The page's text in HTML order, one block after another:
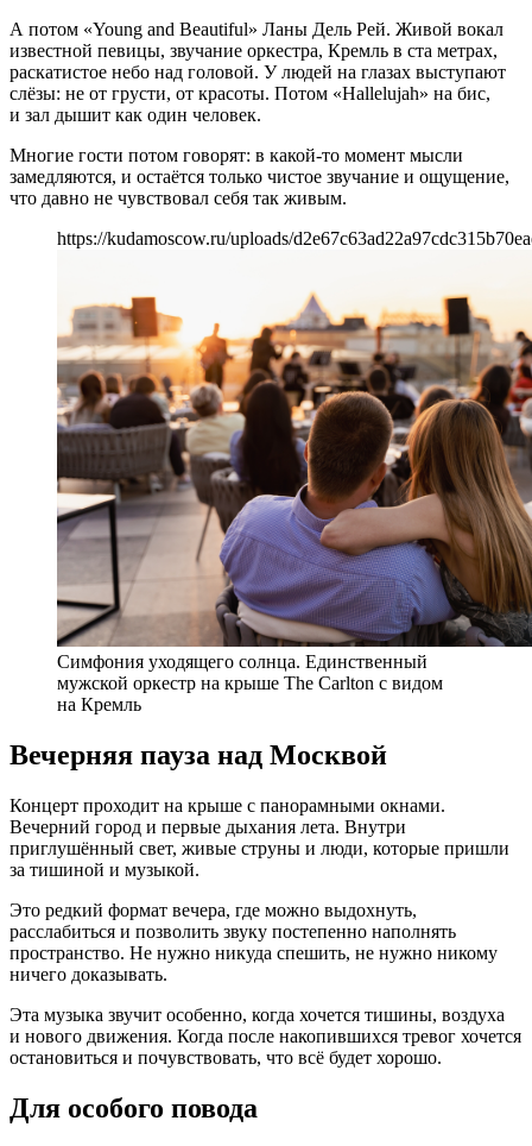
А потом «Young and Beautiful» Ланы Дель Рей. Живой вокал
известной певицы, звучание оркестра, Кремль в ста метрах,
раскатистое небо над головой. У людей на глазах выступают
слёзы: не от грусти, от красоты. Потом «Hallelujah» на бис,
и зал дышит как один человек.
Многие гости потом говорят: в какой-то момент мысли
замедляются, и остаётся только чистое звучание и ощущение,
что давно не чувствовал себя так живым.
https://kudamoscow.ru/uploads/
Симфония уходящего солнца. Единственный
мужской оркестр на крыше The Carlton с видом
на Кремль
Вечерняя пауза над Москвой
Концерт проходит на крыше с панорамными окнами.
Вечерний город и первые дыхания лета. Внутри
приглушённый свет, живые струны и люди, которые пришли
за тишиной и музыкой.
Это редкий формат вечера, где можно выдохнуть,
расслабиться и позволить звуку постепенно наполнять
пространство. Не нужно никуда спешить, не нужно никому
ничего доказывать.
Эта музыка звучит особенно, когда хочется тишины, воздуха
и нового движения. Когда после накопившихся тревог хочется
остановиться и почувствовать, что всё будет хорошо.
Для особого повода